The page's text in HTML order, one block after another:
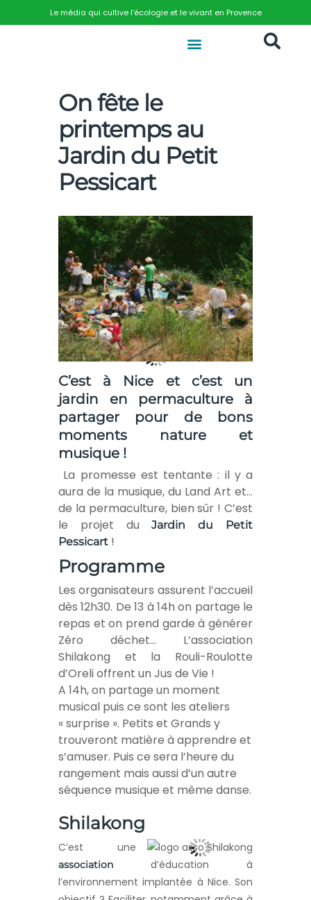
Le média qui cultive l’écologie et le vivant en Provence
On fête le
printemps au
Jardin du Petit
Pessicart
C’est à Nice et c’est un
jardin en permaculture à
partager pour de bons
moments nature et
musique !
La promesse est tentante : il y a
aura de la musique, du Land Art et…
de la permaculture, bien sûr ! C’est
le projet duJardin du Petit
Pessicart !
Programme
Les organisateurs assurent l’accueil
dès 12h30. De 13 à 14h on partage le
repas et on prend garde à générer
Zéro déchet… L’association
Shilakong et la Rouli-Roulotte
d’Oreli offrent un Jus de Vie !
A 14h, on partage un moment
musical puis ce sont les ateliers
« surprise ». Petits et Grands y
trouveront matière à apprendre et
s’amuser. Puis ce sera l’heure du
rangement mais aussi d’un autre
séquence musique et même danse.
Shilakong
C’est une
association d’éducation à
l’environnement implantée à Nice. Son